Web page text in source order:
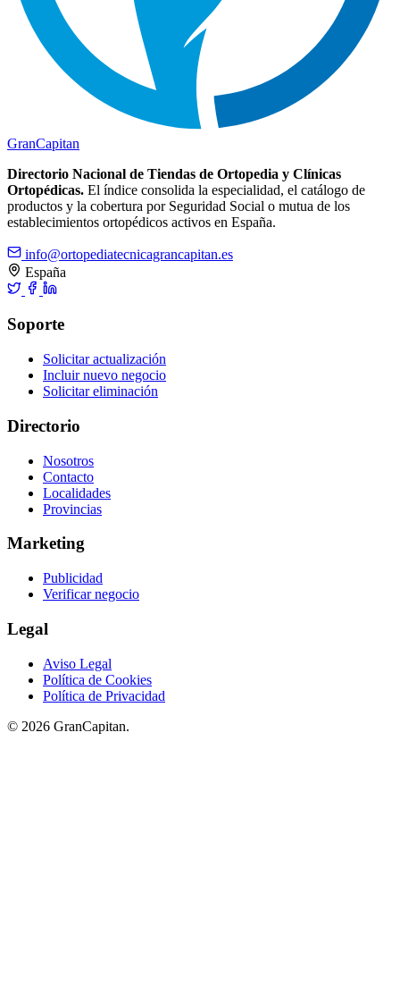
GranCapitan
Directorio Nacional de Tiendas de Ortopedia y Clínicas
Ortopédicas. El índice consolida la especialidad, el catálogo de
productos y la cobertura por Seguridad Social o mutua de los
establecimientos ortopédicos activos en España.
info@ortopediatecnicagrancapitan.es
España
Soporte
Solicitar actualización
Incluir nuevo negocio
Solicitar eliminación
Directorio
Nosotros
Contacto
Localidades
Provincias
Marketing
Publicidad
Verificar negocio
Legal
Aviso Legal
Política de Cookies
Política de Privacidad
© 2026 GranCapitan.